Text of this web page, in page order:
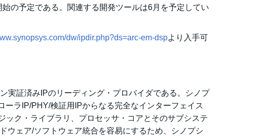
の予定である。関連する開発ツールは6月を予定してい
dw/ipdir.php?ds=arc-em-dspより入手可
実証済みIPのリーディング・プロバイダである。シノプ
ラIP/PHY/検証用IPからなる完全なインターフェイス
ック・ライブラリ、プロセッサ・コアとそのサブシステ
ウェア/ソフトウェア統合を容易にするため、シノプシ